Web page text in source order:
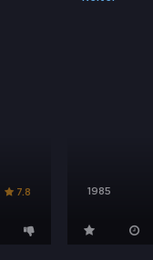
7.8 1985